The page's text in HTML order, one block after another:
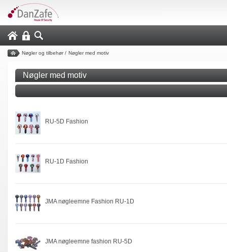
Nøgler og tilbehør/ Nøgler med motiv
Nøgler med motiv
RU-5D Fashion
RU-1D Fashion
JMA nøgleemne Fashion RU-1D
JMA nøgleemne fashion RU-5D